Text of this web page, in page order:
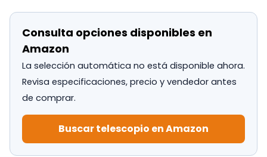
Consulta opciones disponibles en
Amazon
La selección automática no está disponible ahora.
Revisa especificaciones, precio y vendedor antes
de comprar.
Buscar telescopio en Amazon